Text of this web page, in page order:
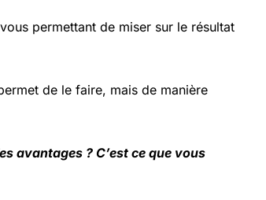
permettant de miser sur le résultat
de le faire, mais de manière
avantages ? C’est ce que vous